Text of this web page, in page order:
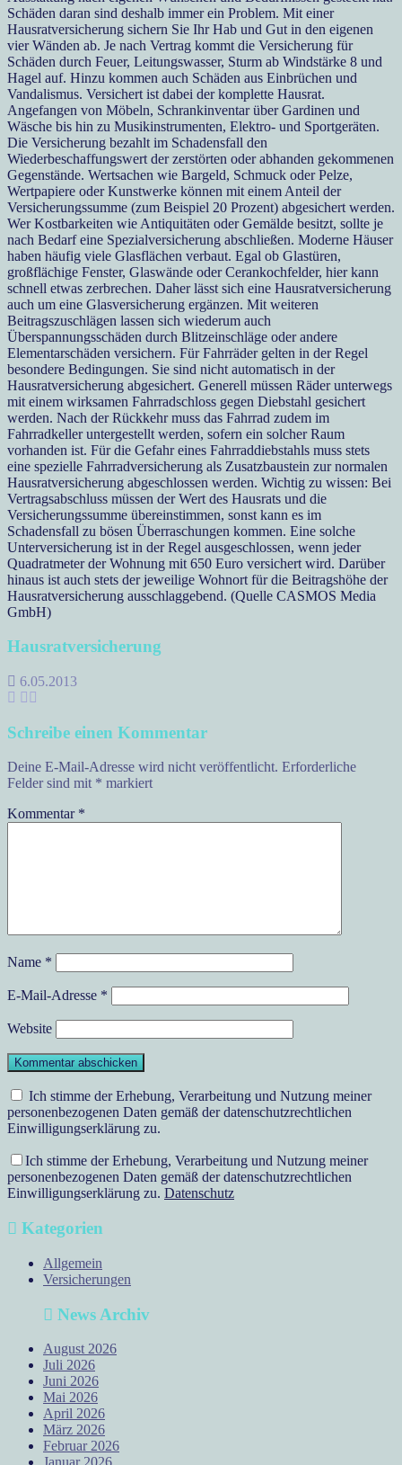
Schäden daran sind deshalb immer ein Problem. Mit einer
Hausratversicherung sichern Sie Ihr Hab und Gut in den eigenen
vier Wänden ab. Je nach Vertrag kommt die Versicherung für
Schäden durch Feuer, Leitungswasser, Sturm ab Windstärke 8 und
Hagel auf. Hinzu kommen auch Schäden aus Einbrüchen und
Vandalismus. Versichert ist dabei der komplette Hausrat.
Angefangen von Möbeln, Schrankinventar über Gardinen und
Wäsche bis hin zu Musikinstrumenten, Elektro- und Sportgeräten.
Die Versicherung bezahlt im Schadensfall den
Wiederbeschaffungswert der zerstörten oder abhanden gekommenen
Gegenstände. Wertsachen wie Bargeld, Schmuck oder Pelze,
Wertpapiere oder Kunstwerke können mit einem Anteil der
Versicherungssumme (zum Beispiel 20 Prozent) abgesichert werden.
Wer Kostbarkeiten wie Antiquitäten oder Gemälde besitzt, sollte je
nach Bedarf eine Spezialversicherung abschließen. Moderne Häuser
haben häufig viele Glasflächen verbaut. Egal ob Glastüren,
großflächige Fenster, Glaswände oder Cerankochfelder, hier kann
schnell etwas zerbrechen. Daher lässt sich eine Hausratversicherung
auch um eine Glasversicherung ergänzen. Mit weiteren
Beitragszuschlägen lassen sich wiederum auch
Überspannungsschäden durch Blitzeinschläge oder andere
Elementarschäden versichern. Für Fahrräder gelten in der Regel
besondere Bedingungen. Sie sind nicht automatisch in der
Hausratversicherung abgesichert. Generell müssen Räder unterwegs
mit einem wirksamen Fahrradschloss gegen Diebstahl gesichert
werden. Nach der Rückkehr muss das Fahrrad zudem im
Fahrradkeller untergestellt werden, sofern ein solcher Raum
vorhanden ist. Für die Gefahr eines Fahrraddiebstahls muss stets
eine spezielle Fahrradversicherung als Zusatzbaustein zur normalen
Hausratversicherung abgeschlossen werden. Wichtig zu wissen: Bei
Vertragsabschluss müssen der Wert des Hausrats und die
Versicherungssumme übereinstimmen, sonst kann es im
Schadensfall zu bösen Überraschungen kommen. Eine solche
Unterversicherung ist in der Regel ausgeschlossen, wenn jeder
Quadratmeter der Wohnung mit 650 Euro versichert wird. Darüber
hinaus ist auch stets der jeweilige Wohnort für die Beitragshöhe der
Hausratversicherung ausschlaggebend. (Quelle CASMOS Media
GmbH)
Hausratversicherung
6.05.2013
Schreibe einen Kommentar
Deine E-Mail-Adresse wird nicht veröffentlicht. Erforderliche
Felder sind mit * markiert
Kommentar *
Name *
E-Mail-Adresse *
Website
Ich stimme der Erhebung, Verarbeitung und Nutzung meiner
personenbezogenen Daten gemäß der datenschutzrechtlichen
Einwilligungserklärung zu.
Ich stimme der Erhebung, Verarbeitung und Nutzung meiner
personenbezogenen Daten gemäß der datenschutzrechtlichen
Einwilligungserklärung zu. Datenschutz
Kategorien
Allgemein
Versicherungen
News Archiv
August 2026
Juli 2026
Juni 2026
Mai 2026
April 2026
März 2026
Februar 2026